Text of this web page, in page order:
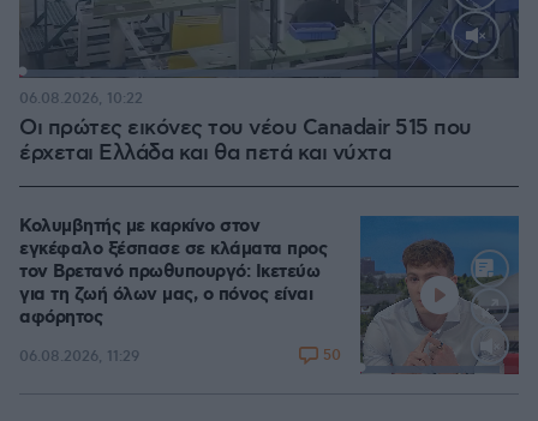
Loaded
Οι πρώτες εικόνες του νέου Canadair 515 που
έρχεται Ελλάδα και θα πετά και νύχτα
06.08.2026, 10:22
Loaded
Κολυμβητής με καρκίνο στον
εγκέφαλο ξέσπασε σε κλάματα προς
τον Βρετανό πρωθυπουργό: Ικετεύω
για τη ζωή όλων μας, ο πόνος είναι
αφόρητος
06.08.2026, 11:29 50